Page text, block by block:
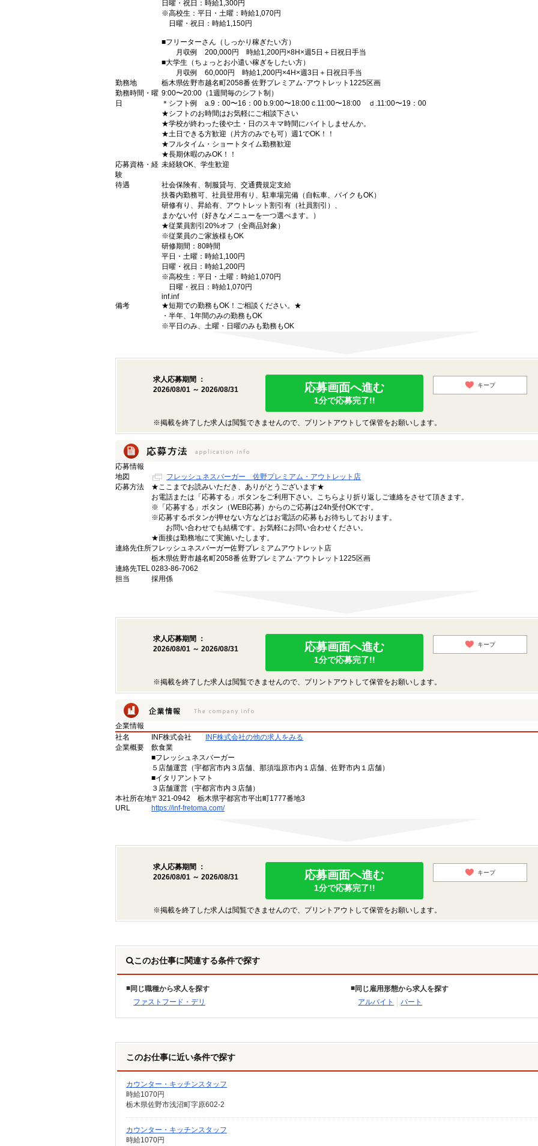
日曜・祝日：時給1,300円
※高校生：平日・土曜：時給1,070円
日曜・祝日：時給1,150円
■フリーターさん（しっかり稼ぎたい方）
月収例 200,000円 時給1,200円×8H×週5日＋日祝日手当
■大学生（ちょっとお小遣い稼ぎをしたい方）
月収例 60,000円 時給1,200円×4H×週3日＋日祝日手当
勤務地
栃木県佐野市越名町2058番 佐野プレミアム･アウトレット1225区画
勤務時間・曜
日
9:00〜20:00（1週間毎のシフト制）
＊シフト例 a.9：00〜16：00 b.9:00〜18:00 c.11:00〜18:00 ｄ.11:00〜19：00
★シフトのお時間はお気軽にご相談下さい
★学校が終わった後や土・日のスキマ時間にバイトしませんか。
★土日できる方歓迎（片方のみでも可）週1でOK！！
★フルタイム・ショートタイム勤務歓迎
★長期休暇のみOK！！
応募資格・経
験
未経験OK、学生歓迎
待遇
社会保険有、制服貸与、交通費規定支給
扶養内勤務可、社員登用有り、駐車場完備（自転車、バイクもOK）
研修有り、昇給有、アウトレット割引有（社員割引）、
まかない付（好きなメニューを一つ選べます。）
★従業員割引20%オフ（全商品対象）
※従業員のご家族様もOK
研修期間：80時間
平日・土曜：時給1,100円
日曜・祝日：時給1,200円
※高校生：平日・土曜：時給1,070円
日曜・祝日：時給1,070円
inf.inf
備考
★短期での勤務もOK！ご相談ください。★
・半年、1年間のみの勤務もOK
※平日のみ、土曜・日曜のみも勤務もOK
求人応募期間 ：
2026/08/01 ～ 2026/08/31
応募画面へ進む
1分で応募完了!!
キープ
※掲載を終了した求人は閲覧できませんので、プリントアウトして保管をお願いします。
応募情報
地図
フレッシュネスバーガー 佐野プレミアム・アウトレット店
応募方法
★ここまでお読みいただき、ありがとうございます★
お電話または「応募する」ボタンをご利用下さい。こちらより折り返しご連絡をさせて頂きます。
※「応募する」ボタン（WEB応募）からのご応募は24h受付OKです。
※応募するボタンが押せない方などはお電話の応募もお待ちしております。
お問い合わせでも結構です。お気軽にお問い合わせください。
★面接は勤務地にて実施いたします。
連絡先住所フレッシュネスバーガー佐野プレミアムアウトレット店
栃木県佐野市越名町2058番 佐野プレミアム･アウトレット1225区画
連絡先TEL0283-86-7062
担当
採用係
求人応募期間 ：
2026/08/01 ～ 2026/08/31
応募画面へ進む
1分で応募完了!!
キープ
※掲載を終了した求人は閲覧できませんので、プリントアウトして保管をお願いします。
企業情報
社名
INF株式会社
INF株式会社の他の求人をみる
企業概要
飲食業
■フレッシュネスバーガー
５店舗運営（宇都宮市内３店舗、那須塩原市内１店舗、佐野市内１店舗）
■イタリアントマト
３店舗運営（宇都宮市内３店舗）
本社所在地〒321-0942 栃木県宇都宮市平出町1777番地3
URL
https://inf-fretoma.com/
求人応募期間 ：
2026/08/01 ～ 2026/08/31
応募画面へ進む
1分で応募完了!!
キープ
※掲載を終了した求人は閲覧できませんので、プリントアウトして保管をお願いします。
このお仕事に関連する条件で探す
同じ職種から求人を探す
ファストフード・デリ
同じ雇用形態から求人を探す
アルバイト
パート
このお仕事に近い条件で探す
カウンター・キッチンスタッフ
時給1070円
栃木県佐野市浅沼町字原602-2
カウンター・キッチンスタッフ
時給1070円